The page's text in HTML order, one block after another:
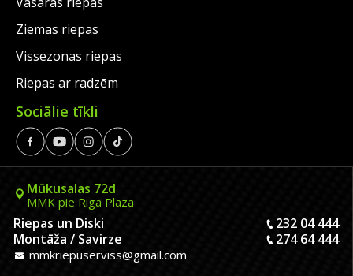
Ziemas riepas
Vissezonas riepas
Riepas ar radzēm
Sociālie tīkli
Mūkusalas 72d
MMK pie Riga Plaza
Riepas un Diski
232 04 444
Montāža / Savirze
274 64 444
mmkriepuserviss@gmail.com